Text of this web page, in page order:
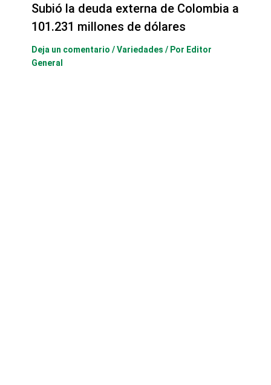
Subió la deuda externa de Colombia a
101.231 millones de dólares
Deja un comentario /Variedades / Por Editor
General